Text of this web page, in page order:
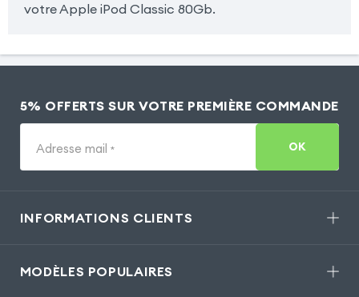
votre Apple iPod Classic 80Gb.
5% OFFERTS SUR VOTRE PREMIÈRE COMMANDE
Adresse mail * OK
INFORMATIONS CLIENTS
MODÈLES POPULAIRES